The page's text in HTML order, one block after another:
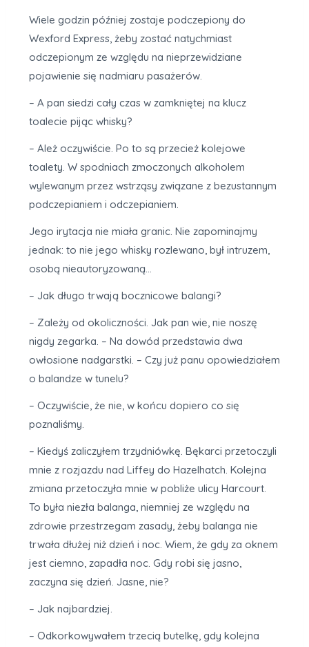
Wiele godzin później zostaje podczepiony do
Wexford Express, żeby zostać natychmiast
odczepionym ze względu na nieprzewidziane
pojawienie się nadmiaru pasażerów.
– A pan siedzi cały czas w zamkniętej na klucz
toalecie pijąc whisky?
– Ależ oczywiście. Po to są przecież kolejowe
toalety. W spodniach zmoczonych alkoholem
wylewanym przez wstrząsy związane z bezustannym
podczepianiem i odczepianiem.
Jego irytacja nie miała granic. Nie zapominajmy
jednak: to nie jego whisky rozlewano, był intruzem,
osobą nieautoryzowaną…
– Jak długo trwają bocznicowe balangi?
– Zależy od okoliczności. Jak pan wie, nie noszę
nigdy zegarka. – Na dowód przedstawia dwa
owłosione nadgarstki. – Czy już panu opowiedziałem
o balandze w tunelu?
– Oczywiście, że nie, w końcu dopiero co się
poznaliśmy.
– Kiedyś zaliczyłem trzydniówkę. Bękarci przetoczyli
mnie z rozjazdu nad Liffey do Hazelhatch. Kolejna
zmiana przetoczyła mnie w pobliże ulicy Harcourt.
To była niezła balanga, niemniej ze względu na
zdrowie przestrzegam zasady, żeby balanga nie
trwała dłużej niż dzień i noc. Wiem, że gdy za oknem
jest ciemno, zapadła noc. Gdy robi się jasno,
zaczyna się dzień. Jasne, nie?
– Jak najbardziej.
– Odkorkowywałem trzecią butelkę, gdy kolejna